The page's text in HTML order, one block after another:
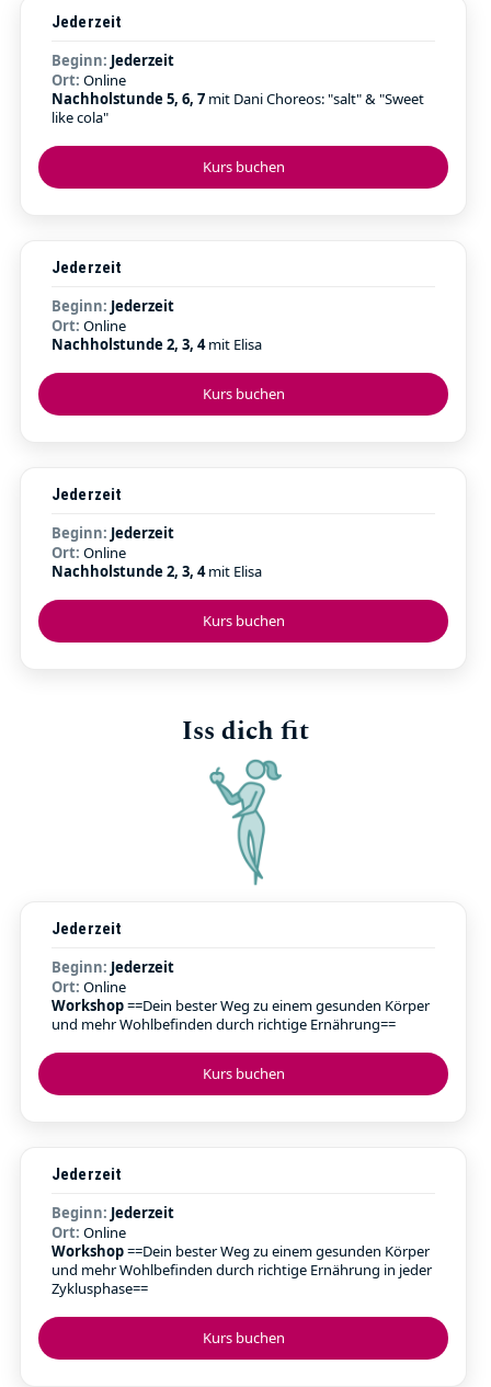
Kurs buchen
Jederzeit
Beginn: Jederzeit
Ort: Online
Nachholstunde 5, 6, 7 mit Dani Choreos: "salt" & "Sweet
like cola"
Kurs buchen
Jederzeit
Beginn: Jederzeit
Ort: Online
Nachholstunde 2, 3, 4mit Elisa
Kurs buchen
Jederzeit
Beginn: Jederzeit
Ort: Online
Nachholstunde 2, 3, 4mit Elisa
Iss dich fit
Kurs buchen
Jederzeit
Beginn: Jederzeit
Ort: Online
Workshop==Dein bester Weg zu einem gesunden Körper
und mehr Wohlbefinden durch richtige Ernährung==
Kurs buchen
Jederzeit
Beginn: Jederzeit
Ort: Online
Workshop==Dein bester Weg zu einem gesunden Körper
und mehr Wohlbefinden durch richtige Ernährung in jeder
Zyklusphase==